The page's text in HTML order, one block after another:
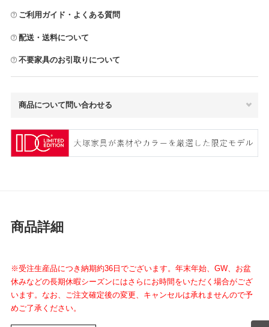
ご利用ガイド・よくある質問
配送・送料について
不要家具のお引取りについて
商品について問い合わせる
商品詳細
※受注生産品につき納期約36日でございます。年末年始、GW、お盆
休みなどの長期休暇シーズンにはさらにお時間をいただく場合がござ
います。なお、ご注文確定後の変更、キャンセルは承れませんので予
めご了承ください。